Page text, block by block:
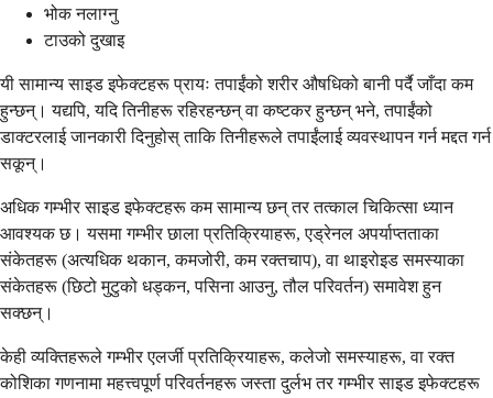
भोक नलाग्नु
टाउको दुखाइ
यी सामान्य साइड इफेक्टहरू प्रायः तपाईंको शरीर औषधिको बानी पर्दै जाँदा कम
हुन्छन्। यद्यपि, यदि तिनीहरू रहिरहन्छन् वा कष्टकर हुन्छन् भने, तपाईंको
डाक्टरलाई जानकारी दिनुहोस् ताकि तिनीहरूले तपाईंलाई व्यवस्थापन गर्न मद्दत गर्न
सकून्।
अधिक गम्भीर साइड इफेक्टहरू कम सामान्य छन् तर तत्काल चिकित्सा ध्यान
आवश्यक छ। यसमा गम्भीर छाला प्रतिक्रियाहरू, एड्रेनल अपर्याप्तताका
संकेतहरू (अत्यधिक थकान, कमजोरी, कम रक्तचाप), वा थाइरोइड समस्याका
संकेतहरू (छिटो मुटुको धड्कन, पसिना आउनु, तौल परिवर्तन) समावेश हुन
सक्छन्।
केही व्यक्तिहरूले गम्भीर एलर्जी प्रतिक्रियाहरू, कलेजो समस्याहरू, वा रक्त
कोशिका गणनामा महत्त्वपूर्ण परिवर्तनहरू जस्ता दुर्लभ तर गम्भीर साइड इफेक्टहरू